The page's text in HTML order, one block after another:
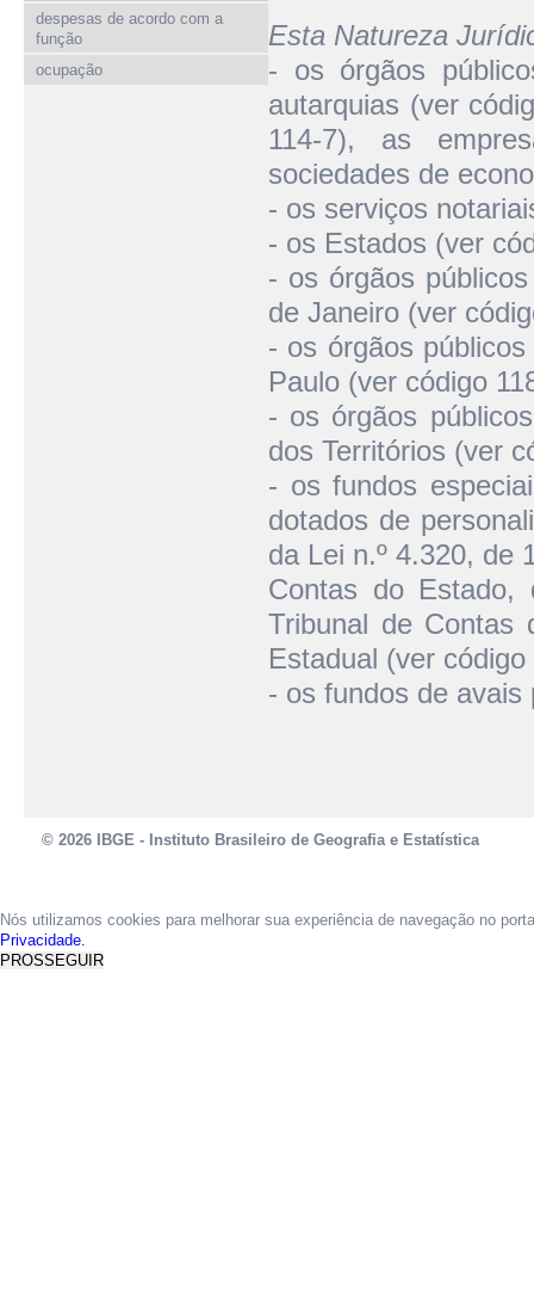
despesas de acordo com a
função
ocupação
Esta Natureza
- os órgãos
autarquias (ver
114-7), as
sociedades de
- os serviços
- os Estados (ver
- os órgãos
de Janeiro (ver
- os órgãos
Paulo (ver código
- os órgãos
dos Territórios (ver
- os fundos
dotados de
da Lei n.º 4.320, de
Contas do Estado,
Tribunal de Contas
Estadual (ver
- os fundos de avais
© 2026 IBGE - Instituto Brasileiro de Geografia e Estatística
Nós utilizamos cookies para melhorar sua experiência de navegação no
Privacidade.
PROSSEGUIR